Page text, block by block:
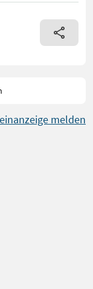
melden